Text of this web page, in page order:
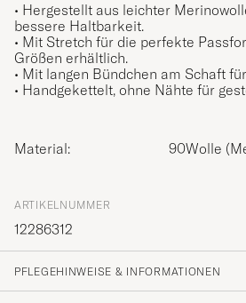
• Hergestellt aus leichter
bessere Haltbarkeit.
• Mit Stretch für die perfekte
Größen erhältlich.
• Mit langen Bündchen am Schaft
• Handgekettelt, ohne Nähte für
Material: 90Wolle
ARTIKELNUMMER
12286312
PFLEGEHINWEISE & INFORMATIONEN